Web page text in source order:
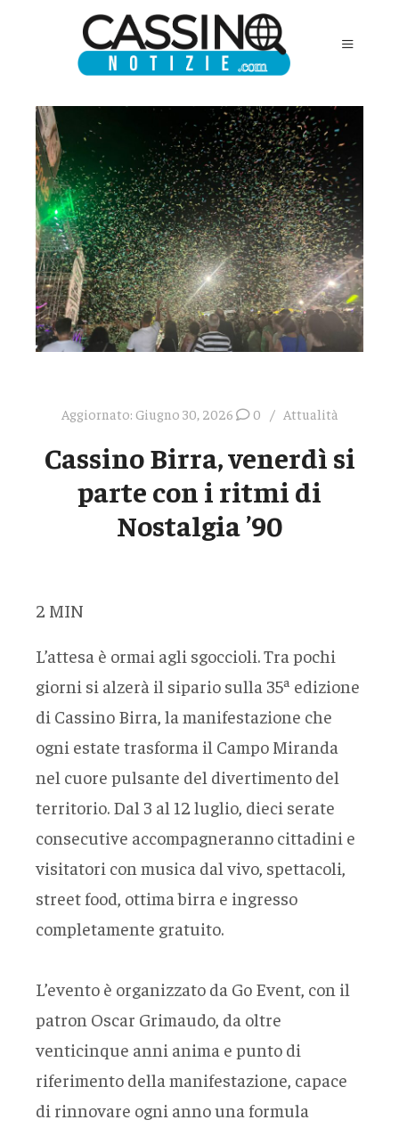
Aggiornato: Giugno 30, 2026 0 Attualità
Cassino Birra, venerdì si
parte con i ritmi di
Nostalgia ’90
2 MIN
L’attesa è ormai agli sgoccioli. Tra pochi
giorni si alzerà il sipario sulla 35ª edizione
di Cassino Birra, la manifestazione che
ogni estate trasforma il Campo Miranda
nel cuore pulsante del divertimento del
territorio. Dal 3 al 12 luglio, dieci serate
consecutive accompagneranno cittadini e
visitatori con musica dal vivo, spettacoli,
street food, ottima birra e ingresso
completamente gratuito.
L’evento è organizzato da Go Event, con il
patron Oscar Grimaudo, da oltre
venticinque anni anima e punto di
riferimento della manifestazione, capace
di rinnovare ogni anno una formula